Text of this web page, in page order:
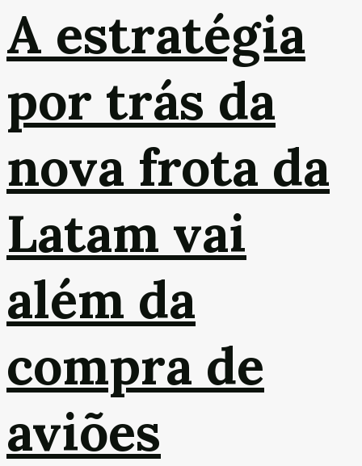
A estratégia
por trás da
nova frota da
Latam vai
além da
compra de
aviões